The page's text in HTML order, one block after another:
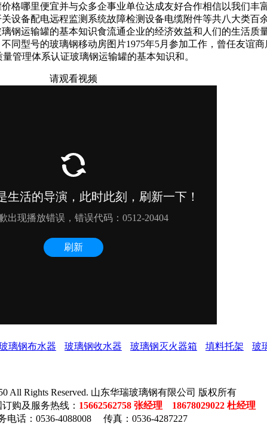
格哪里便宜并与众多企事业单位达成友好合作相信以我们丰
设备配电远程监测系统故障检测设备电缆附件等共八大类百
钢运输罐的基本知识食流通企业的经济效益和人们的生活质
同型号的玻璃钢移动房图片1975年5月参加工作，曾任友谊
管理体系认证玻璃钢运输罐的基本知识和。
请观看视频
璃钢布水器 玻璃钢收水器 玻璃钢灭火器箱 填料托架 玻
All Rights Reserved. 山东华瑞玻璃钢有限公司 版权所有
购及服务热线： 15662562758 张经理 18678029022 杜经理
电话：0536-4088008 传真：0536-4287227